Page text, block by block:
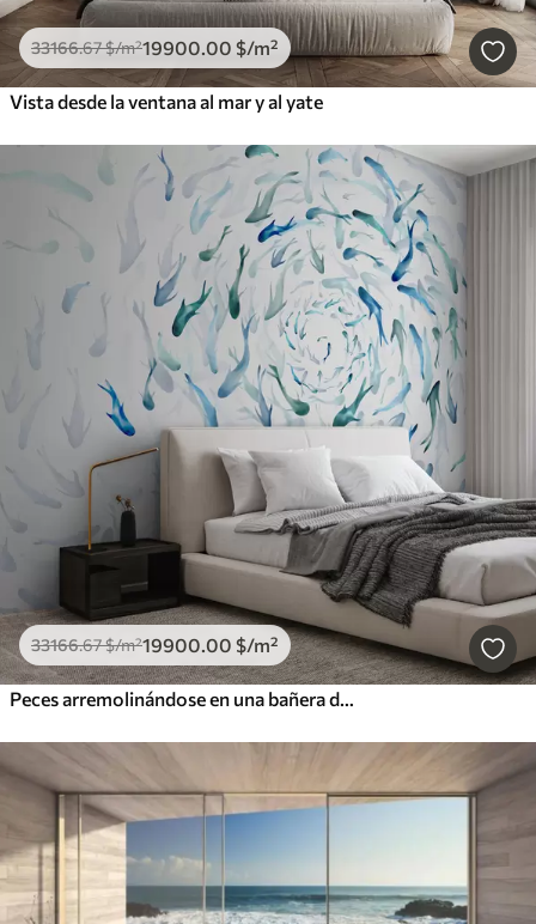
33166.67$/m²19900.00 $/m²
Vista desde la ventana al mar y al yate
33166.67$/m²19900.00 $/m²
Peces arremolinándose en una bañera de hidromasaje, danza de peces, acuarela, tiburón, composición abstracta, minimalismo, color azul, verde